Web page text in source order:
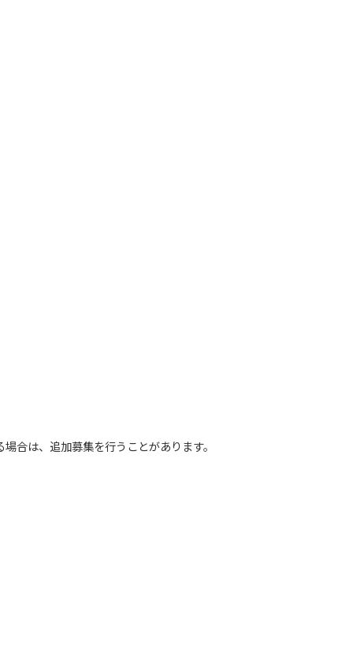
合は、追加募集を行うことがあります。